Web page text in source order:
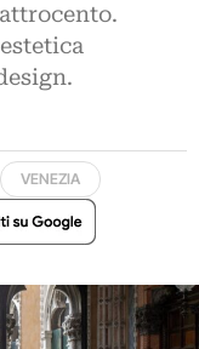
VENEZIA